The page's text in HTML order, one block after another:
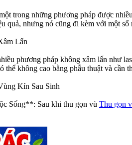
trong những phương pháp được
quả, nhưng nó cũng đi kèm với một
Lấn
phương pháp không xâm lấn như
thể không cao bằng phẫu thuật và cần
Kín Sau Sinh
Sống**: Sau khi thu gọn vù Thu gọn